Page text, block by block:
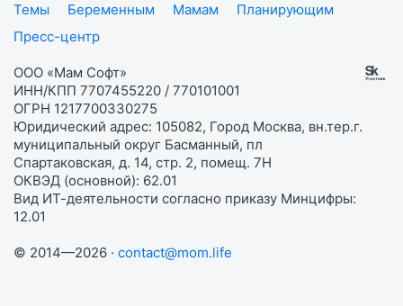
Темы
Беременным Мамам
Планирующим
Пресс-центр
ООО «Мам Софт»
ИНН/КПП 7707455220 / 770101001
ОГРН 1217700330275
Юридический адрес: 105082, Город Москва, вн.тер.г.
муниципальный округ Басманный, пл
Спартаковская, д. 14, стр. 2, помещ. 7Н
ОКВЭД (основной): 62.01
Вид ИТ-деятельности согласно приказу Минцифры:
12.01
© 2014—2026 · contact@mom.life